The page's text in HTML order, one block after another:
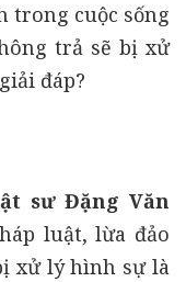
trong cuộc sống
trả sẽ bị xử
đáp?
sư Đặng Văn
luật, lừa đảo
xử lý hình sự là